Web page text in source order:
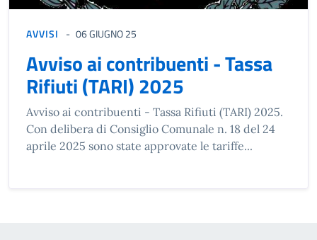
AVVISI 06 GIUGNO 25
Avviso ai contribuenti - Tassa
Rifiuti (TARI) 2025
Avviso ai contribuenti - Tassa Rifiuti (TARI) 2025.
Con delibera di Consiglio Comunale n. 18 del 24
aprile 2025 sono state approvate le tariffe...